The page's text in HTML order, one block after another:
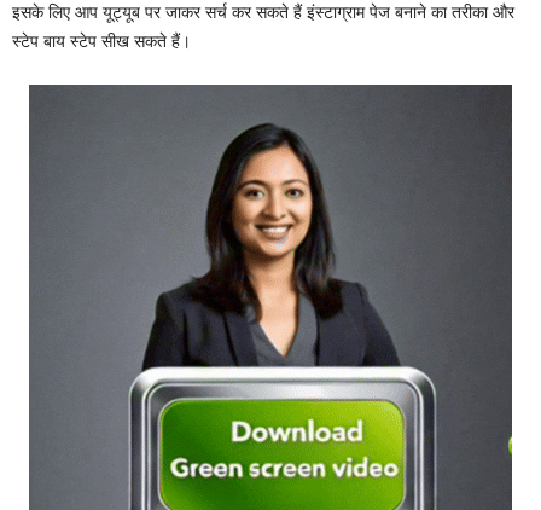
इसके लिए आप यूट्यूब पर जाकर सर्च कर सकते हैं इंस्टाग्राम पेज बनाने का तरीका और
स्टेप बाय स्टेप सीख सकते हैं।